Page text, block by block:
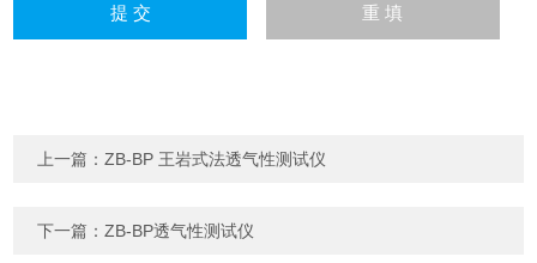
上一篇：ZB-BP 王岩式法透气性测试仪
下一篇：ZB-BP透气性测试仪